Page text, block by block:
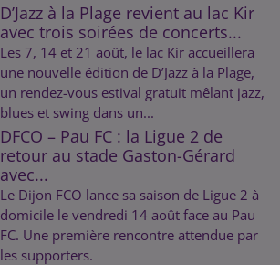
D’Jazz à la Plage revient au lac Kir
avec trois soirées de concerts...
Les 7, 14 et 21 août, le lac Kir accueillera
une nouvelle édition de D’Jazz à la Plage,
un rendez-vous estival gratuit mêlant jazz,
blues et swing dans un...
DFCO – Pau FC : la Ligue 2 de
retour au stade Gaston-Gérard
avec...
Le Dijon FCO lance sa saison de Ligue 2 à
domicile le vendredi 14 août face au Pau
FC. Une première rencontre attendue par
les supporters.